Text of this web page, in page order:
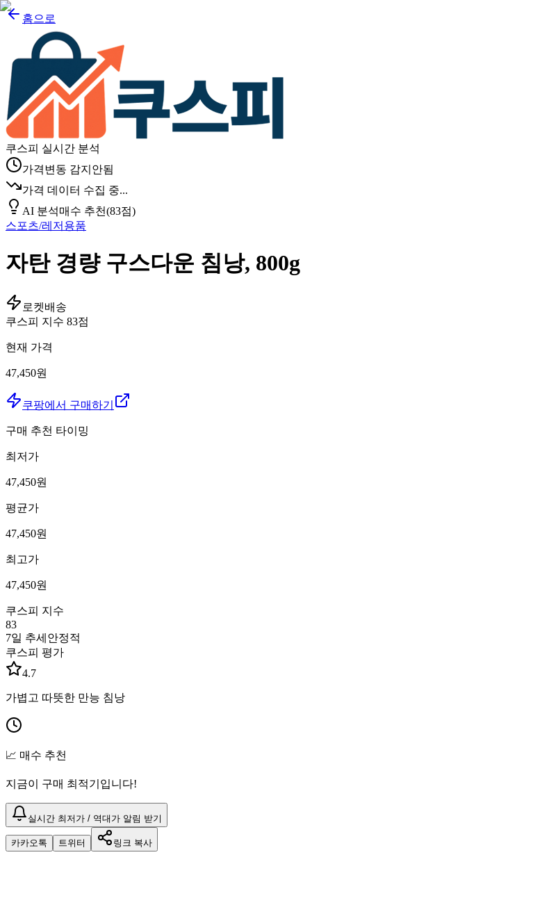
홈으로
쿠스피 실시간 분석
가격변동 감지안됨
가격 데이터 수집 중...
AI 분석매수 추천(83점)
스포츠/레저용품
자탄 경량 구스다운 침낭, 800g
로켓배송
쿠스피 지수 83점
현재 가격
47,450원
쿠팡에서 구매하기
구매 추천 타이밍
최저가
47,450원
평균가
47,450원
최고가
47,450원
쿠스피 지수
83
7일 추세 안정적
쿠스피 평가
4.7
가볍고 따뜻한 만능 침낭
📈 매수 추천
지금이 구매 최적기입니다!
실시간 최저가 / 역대가 알림 받기
카카오톡 트위터 링크 복사